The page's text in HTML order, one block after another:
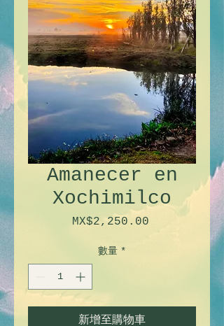
Amanecer en
Xochimilco
MX$2,250.00價
數量 *
新增至購物車